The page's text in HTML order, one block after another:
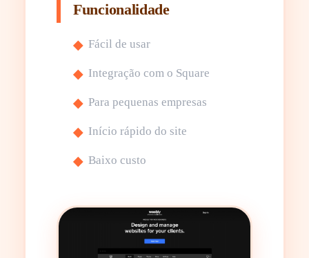
Funcionalidade
Fácil de usar
Integração com o Square
Para pequenas empresas
Início rápido do site
Baixo custo